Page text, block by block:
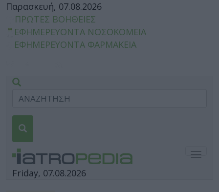
Παρασκευή, 07.08.2026
ΠΡΩΤΕΣ ΒΟΗΘΕΙΕΣ
ΕΦΗΜΕΡΕΥΟΝΤΑ ΝΟΣΟΚΟΜΕΙΑ
ΕΦΗΜΕΡΕΥΟΝΤΑ ΦΑΡΜΑΚΕΙΑ
Friday, 07.08.2026